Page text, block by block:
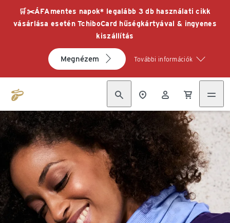
🛒✂️ÁFAmentes napok* legalább 3 db használati cikk
vásárlása esetén TchiboCard hűségkártyával & ingyenes
kiszállítás
Megnézem További információk